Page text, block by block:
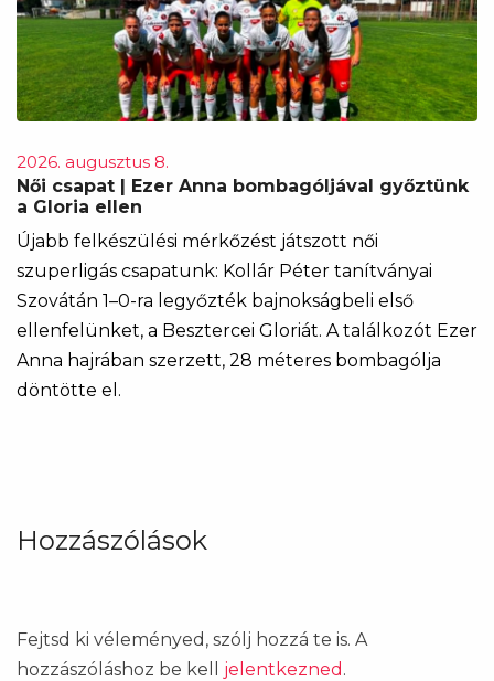
2026. augusztus 8.
Női csapat | Ezer Anna bombagóljával győztünk
a Gloria ellen
Újabb felkészülési mérkőzést játszott női
szuperligás csapatunk: Kollár Péter tanítványai
Szovátán 1–0-ra legyőzték bajnokságbeli első
ellenfelünket, a Besztercei Gloriát. A találkozót Ezer
Anna hajrában szerzett, 28 méteres bombagólja
döntötte el.
Hozzászólások
Fejtsd ki véleményed, szólj hozzá te is. A
hozzászóláshoz be kell jelentkezned .